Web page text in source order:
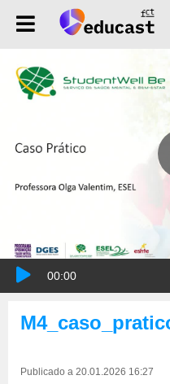
00:00
Publicado a 20.01.2026 16:27